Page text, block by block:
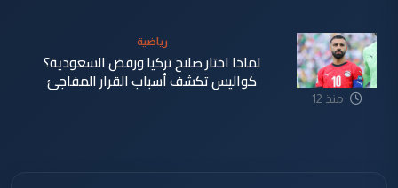
ساعة
منذ 12
رياضية
لماذا اختار صلاح تركيا ورفض السعودية؟
كواليس تكشف أسباب القرار المفاجئ